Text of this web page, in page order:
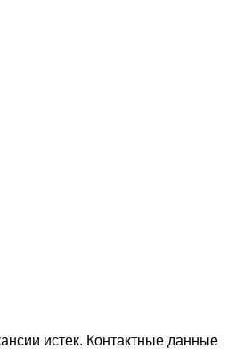
истек. Контактные данные